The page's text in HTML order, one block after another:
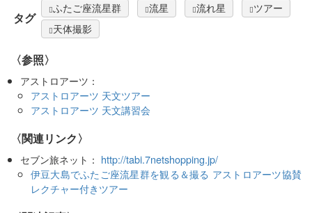
タグ
ふたご座流星群 流星 流れ星
ツアー
天体撮影
〈参照〉
アストロアーツ：
アストロアーツ 天文ツアー
アストロアーツ 天文講習会
〈関連リンク〉
セブン旅ネット： http://tabi.7netshopping.jp/
伊豆大島でふたご座流星群を観る＆撮る アストロアーツ協賛
レクチャー付きツアー